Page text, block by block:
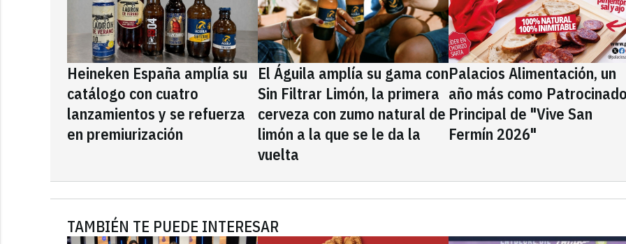
Heineken España amplía su
catálogo con cuatro
lanzamientos y se refuerza
en premiurización
El Águila amplía su gama con
Sin Filtrar Limón, la primera
cerveza con zumo natural de
limón a la que se le da la
vuelta
Palacios Alimentación, un
año más como
Principal de "Vive San
Fermín 2026"
TAMBIÉN TE PUEDE INTERESAR